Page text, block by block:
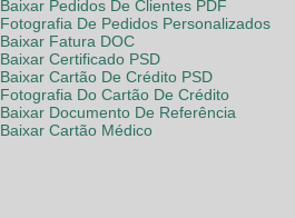
Baixar Pedidos De Clientes PDF
Fotografia De Pedidos Personalizados
Baixar Fatura DOC
Baixar Certificado PSD
Baixar Cartão De Crédito PSD
Fotografia Do Cartão De Crédito
Baixar Documento De Referência
Baixar Cartão Médico